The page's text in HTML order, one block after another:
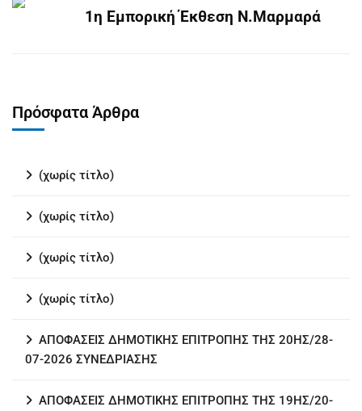
1η Εμπορική Έκθεση Ν.Μαρμαρά
Πρόσφατα Άρθρα
(χωρίς τίτλο)
(χωρίς τίτλο)
(χωρίς τίτλο)
(χωρίς τίτλο)
ΑΠΟΦΑΣΕΙΣ ΔΗΜΟΤΙΚΗΣ ΕΠΙΤΡΟΠΗΣ ΤΗΣ 20ΗΣ/28-
07-2026 ΣΥΝΕΔΡΙΑΣΗΣ
ΑΠΟΦΑΣΕΙΣ ΔΗΜΟΤΙΚΗΣ ΕΠΙΤΡΟΠΗΣ ΤΗΣ 19ΗΣ/20-